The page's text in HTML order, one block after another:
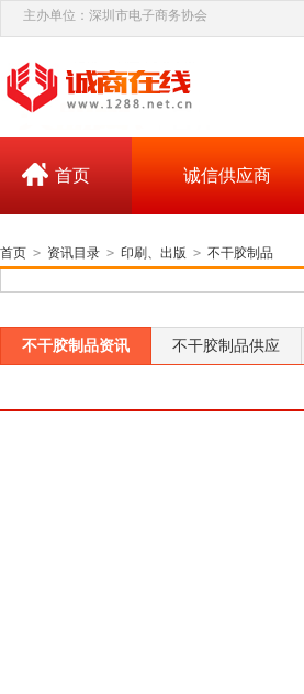
主办单位：深圳市电子商务协会
首页 诚信供应商
首页 > 资讯目录 > 印刷、出版 > 不干胶制品
不干胶制品资讯 不干胶制品供应